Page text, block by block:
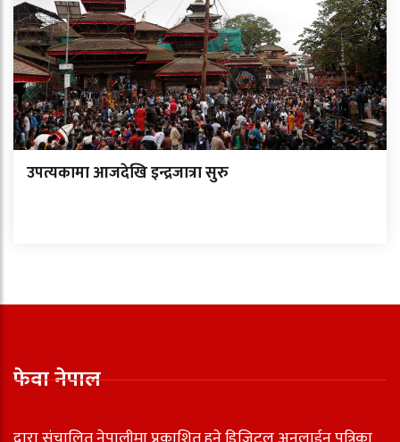
उपत्यकामा आजदेखि इन्द्रजात्रा सुरु
फेवा नेपाल